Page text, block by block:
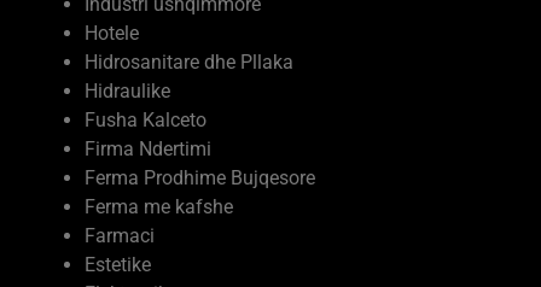
Klinike dentare
Industria
Industri ushqimmore
Hotele
Hidrosanitare dhe Pllaka
Hidraulike
Fusha Kalceto
Firma Ndertimi
Ferma Prodhime Bujqesore
Ferma me kafshe